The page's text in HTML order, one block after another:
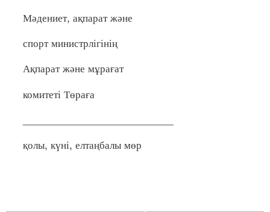
Мәдениет, ақпарат және
спорт министрлігінің
Ақпарат және мұрағат
комитеті Төраға
қолы, күні, елтаңбалы мөр